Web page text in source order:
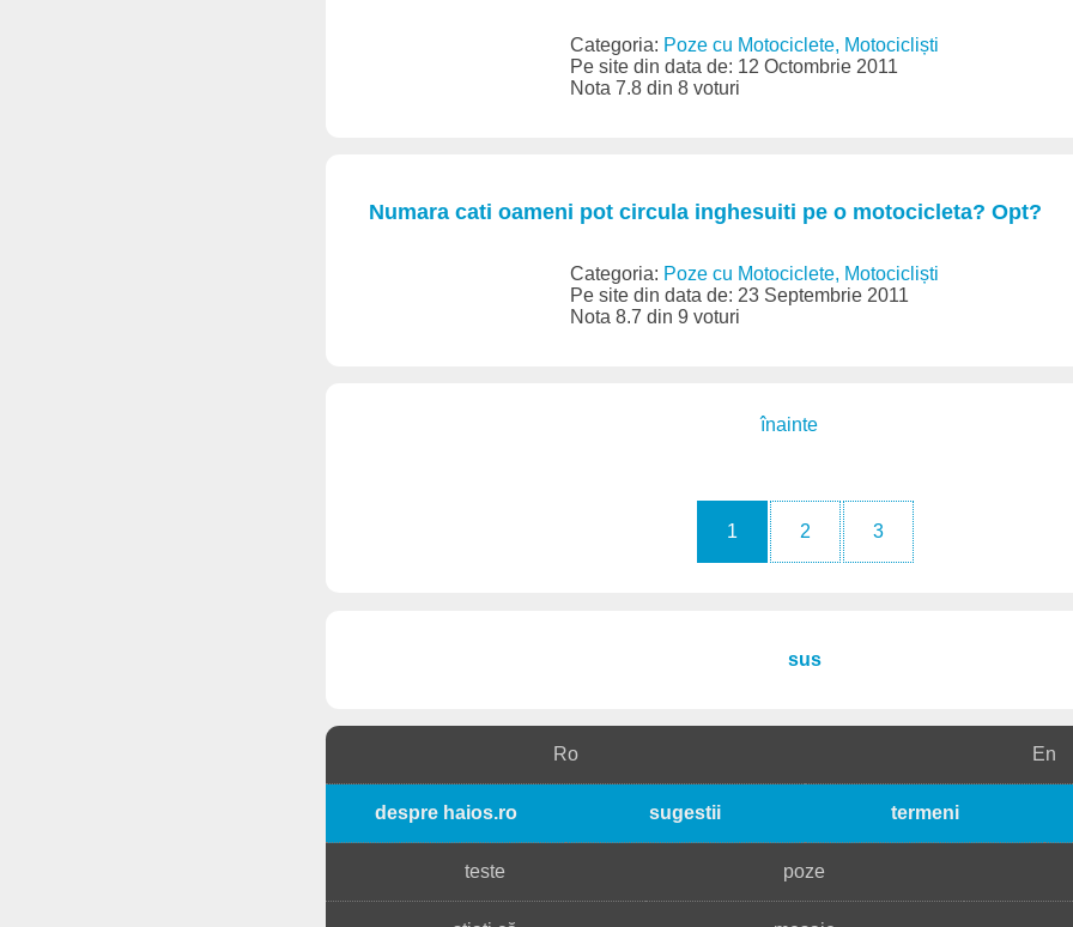
Categoria: Poze cu Motociclete, Motocicliști
Pe site din data de: 12 Octombrie 2011
Nota 7.8 din 8 voturi
Numara cati oameni pot circula inghesuiti pe o motocicleta? Opt?
Categoria: Poze cu Motociclete, Motocicliști
Pe site din data de: 23 Septembrie 2011
Nota 8.7 din 9 voturi
înainte
1 2 3
sus
Ro En
despre haios.ro sugestii termeni
teste poze